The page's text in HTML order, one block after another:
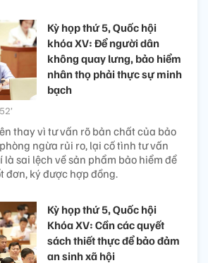
Kỳ họp thứ 5, Quốc hội
khóa XV: Để người dân
không quay lưng, bảo hiểm
nhân thọ phải thực sự minh
bạch
thay vì tư vấn rõ bản chất của bảo
ngừa rủi ro, lại cố tình tư vấn
là sai lệch về sản phẩm bảo hiểm để
đơn, ký được hợp đồng.
Kỳ họp thứ 5, Quốc hội
Khóa XV: Cần các quyết
sách thiết thực để bảo đảm
an sinh xã hội